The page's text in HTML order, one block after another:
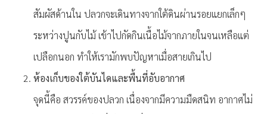
สัมผัสด้านใน ปลวกจะเดินทางจากใต้ดินผ่านรอยแยกเล็กๆ
ระหว่างปูนกับไม้ เข้าไปกัดกินเนื้อไม้จากภายในจนเหลือแต่
เปลือกนอก ทำให้เรามักพบปัญหาเมื่อสายเกินไป
ห้องเก็บของใต้บันไดและพื้นที่อับอากาศ
จุดนี้คือ สวรรค์ของปลวก เนื่องจากมีความมืดสนิท อากาศไม่